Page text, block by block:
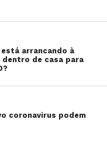
arrancando à
de casa para
coronavirus podem